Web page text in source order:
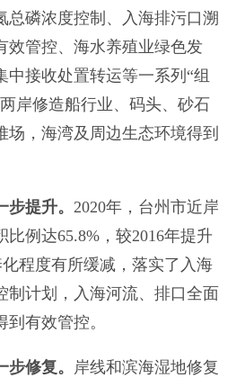
总磷浓度控制、入海排污口溯
效管控、海水养殖业绿色发
中接收处置转运等一系列“组
岸修造船行业、码头、砂石
场，海湾及周边生态环境得到
提升。 2020年，台州市近岸
例达65.8%，较2016年提升
程度有所缓减，落实了入海
制计划，入海河流、排口全面
有效管控。
修复。
岸线和滨海湿地修复